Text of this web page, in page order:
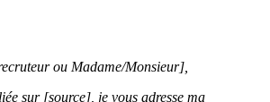
ou Madame/Monsieur],
sur [source], je vous adresse ma